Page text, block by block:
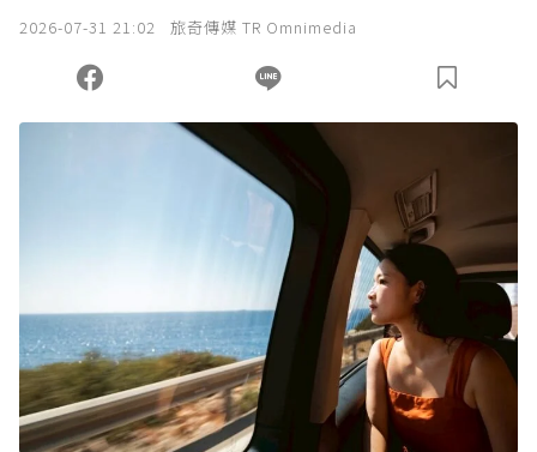
2026-07-31 21:02 旅奇傳媒 TR Omnimedia